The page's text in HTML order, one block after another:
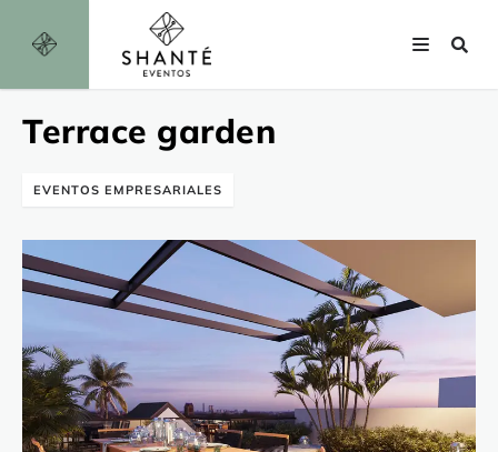
Terrace garden
EVENTOS EMPRESARIALES